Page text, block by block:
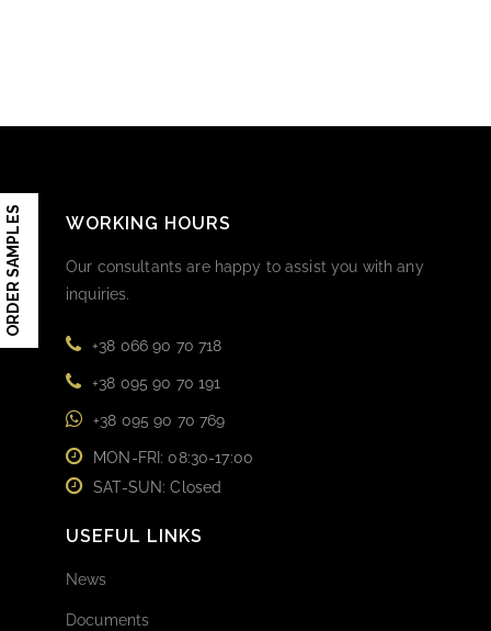
ORDER SAMPLES WORKING HOURS
Our consultants are happy to assist you with any
inquiries.
+38 066 90 70 718
+38 095 90 70 191
+38 095 90 70 769
MON-FRI: 08:30-17:00
SAT-SUN: Closed
USEFUL LINKS
News
Documents